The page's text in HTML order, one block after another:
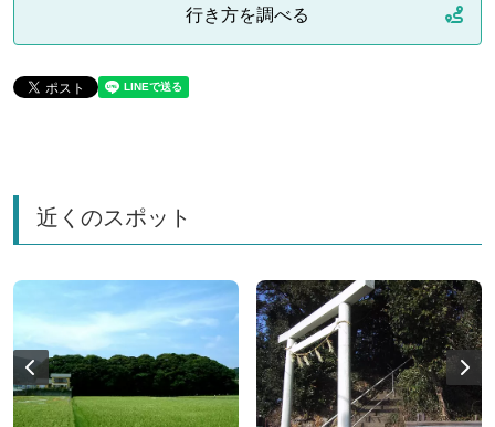
行き方を調べる
近くのスポット